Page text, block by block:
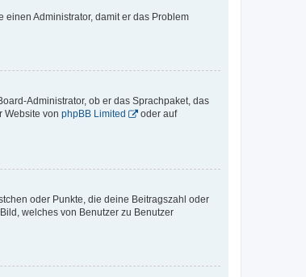
Administrator, damit er das Problem
Administrator, ob er das Sprachpaket, das
Website von phpBB Limited
oder auf
oder Punkte, die deine Beitragszahl oder
welches von Benutzer zu Benutzer